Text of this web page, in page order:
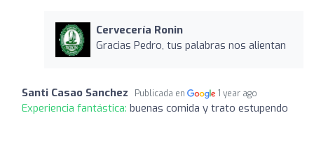
Cervecería Ronin
Gracias Pedro, tus palabras nos alientan
Santi Casao Sanchez Publicada en 1 year ago
Experiencia fantástica: buenas comida y trato estupendo